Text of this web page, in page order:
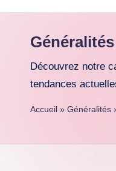
pour
des
experts,
Généralités
Découvrez notre
tendances
Accueil » Généralités